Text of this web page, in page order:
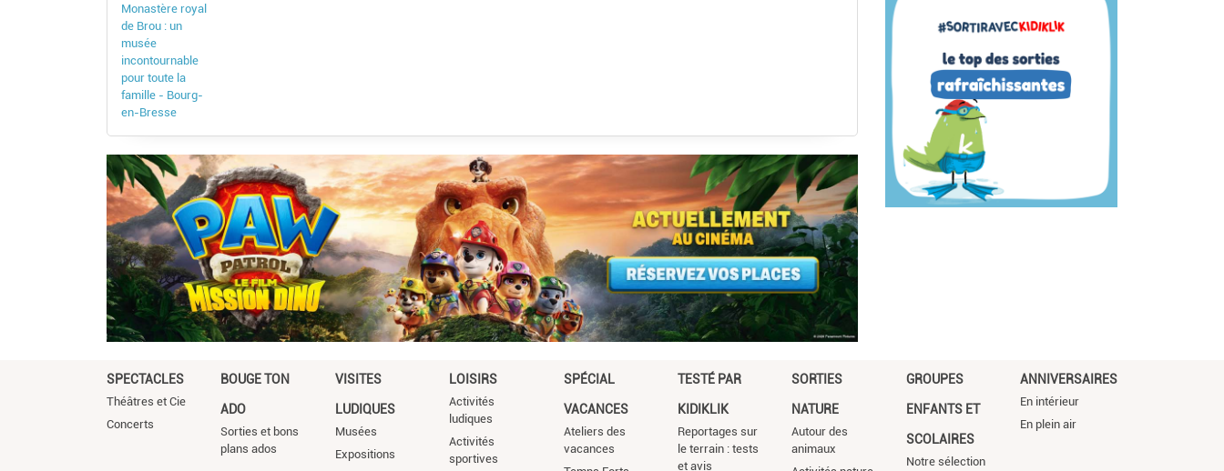
Monastère royal
de Brou : un
musée
incontournable
pour toute la
famille - Bourg-
en-Bresse
SPECTACLES
Théâtres et Cie
Concerts
BOUGE TON
ADO
Sorties et bons
plans ados
VISITES
LUDIQUES
Musées
Expositions
LOISIRS
Activités
ludiques
Activités
sportives
SPÉCIAL
VACANCES
Ateliers des
vacances
TESTÉ PAR
KIDIKLIK
Reportages sur
le terrain : tests
et avis
SORTIES
NATURE
Autour des
animaux
GROUPES
ENFANTS ET
SCOLAIRES
Notre sélection
ANNIVERSAIRES
En intérieur
En plein air